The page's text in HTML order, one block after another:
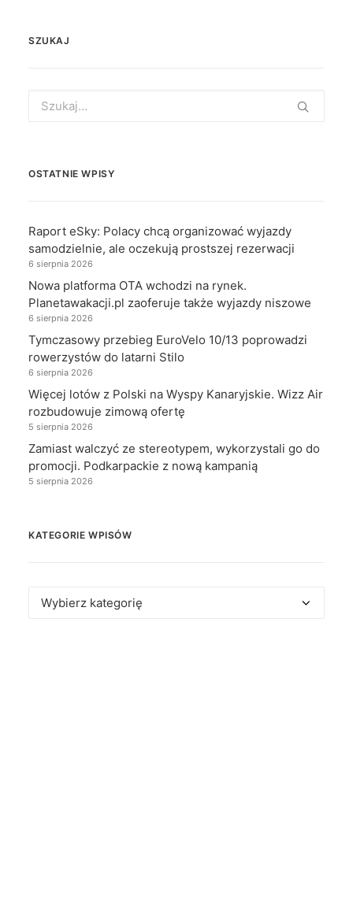
SZUKAJ
for:
OSTATNIE WPISY
Raport eSky: Polacy chcą organizować wyjazdy
samodzielnie, ale oczekują prostszej rezerwacji
6 sierpnia 2026
Nowa platforma OTA wchodzi na rynek.
Planetawakacji.pl zaoferuje także wyjazdy niszowe
6 sierpnia 2026
Tymczasowy przebieg EuroVelo 10/13 poprowadzi
rowerzystów do latarni Stilo
6 sierpnia 2026
Więcej lotów z Polski na Wyspy Kanaryjskie. Wizz Air
rozbudowuje zimową ofertę
5 sierpnia 2026
Zamiast walczyć ze stereotypem, wykorzystali go do
promocji. Podkarpackie z nową kampanią
5 sierpnia 2026
KATEGORIE WPISÓW
Kategorie